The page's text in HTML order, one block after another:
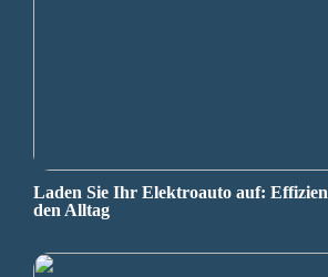
Laden Sie Ihr Elektroauto auf:
den Alltag